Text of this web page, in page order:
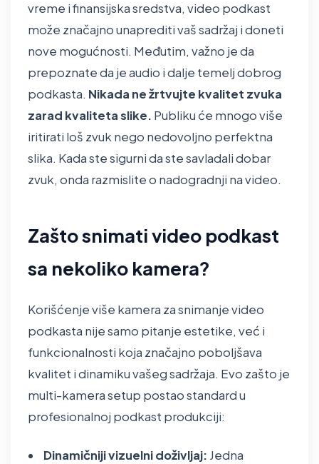
vreme i finansijska sredstva, video podkast
može značajno unaprediti vaš sadržaj i doneti
nove mogućnosti. Međutim, važno je da
prepoznate da je audio i dalje temelj dobrog
podkasta. Nikada ne žrtvujte kvalitet zvuka
zarad kvaliteta slike. Publiku će mnogo više
iritirati loš zvuk nego nedovoljno perfektna
slika. Kada ste sigurni da ste savladali dobar
zvuk, onda razmislite o nadogradnji na video.
Zašto snimati video podkast
sa nekoliko kamera?
Korišćenje više kamera za snimanje video
podkasta nije samo pitanje estetike, već i
funkcionalnosti koja značajno poboljšava
kvalitet i dinamiku vašeg sadržaja. Evo zašto je
multi-kamera setup postao standard u
profesionalnoj podkast produkciji:
Dinamičniji vizuelni doživljaj: Jedna